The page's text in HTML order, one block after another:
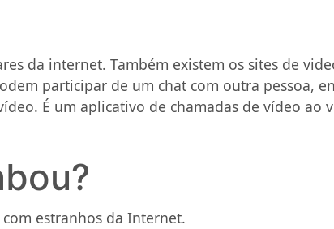
da internet. Também existem os sites de
participar de um chat com outra pessoa,
É um aplicativo de chamadas de vídeo ao
estranhos da Internet.